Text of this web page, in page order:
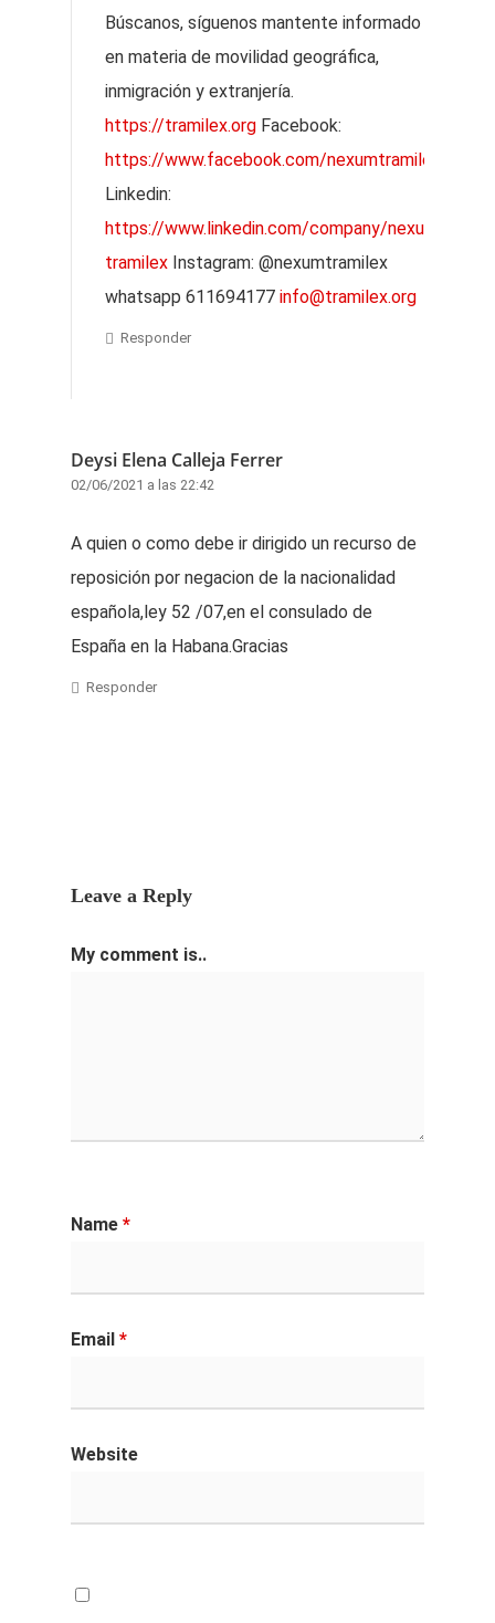
Búscanos, síguenos mantente informado
en materia de movilidad geográfica,
inmigración y extranjería.
https://tramilex.org Facebook:
https://www.facebook.com/nexumtramilex/
Linkedin:
https://www.linkedin.com/company/nexum-
tramilex Instagram: @nexumtramilex
whatsapp 611694177 info@tramilex.org
Responder
Deysi Elena Calleja Ferrer
02/06/2021 a las 22:42
A quien o como debe ir dirigido un recurso de
reposición por negacion de la nacionalidad
española,ley 52 /07,en el consulado de
España en la Habana.Gracias
Responder
Leave a Reply
My comment is..
Name *
Email *
Website